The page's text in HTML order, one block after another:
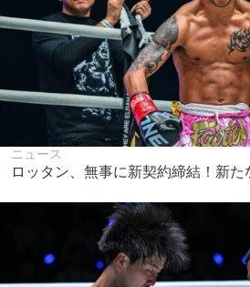
ニュース
ロッタン、無事に新契約締結！新